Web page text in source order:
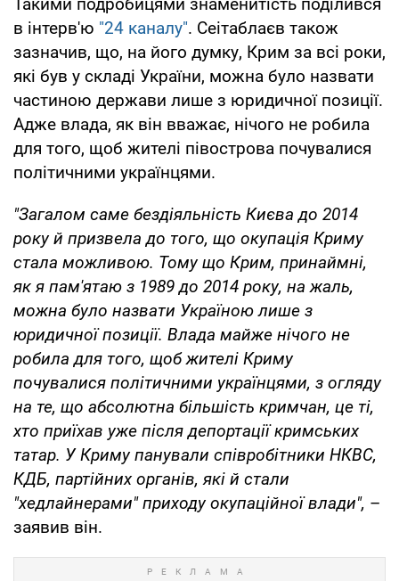
в інтерв'ю "24 каналу". Сеітаблаєв також
зазначив, що, на його думку, Крим за всі роки,
які був у складі України, можна було назвати
частиною держави лише з юридичної позиції.
Адже влада, як він вважає, нічого не робила
для того, щоб жителі півострова почувалися
політичними українцями.
"Загалом саме бездіяльність Києва до 2014
року й призвела до того, що окупація Криму
стала можливою. Тому що Крим, принаймні,
як я пам'ятаю з 1989 до 2014 року, на жаль,
можна було назвати Україною лише з
юридичної позиції. Влада майже нічого не
робила для того, щоб жителі Криму
почувалися політичними українцями, з огляду
на те, що абсолютна більшість кримчан, це ті,
хто приїхав уже після депортації кримських
татар. У Криму панували співробітники НКВС,
КДБ, партійних органів, які й стали
"хедлайнерами" приходу окупаційної влади", –
заявив він.